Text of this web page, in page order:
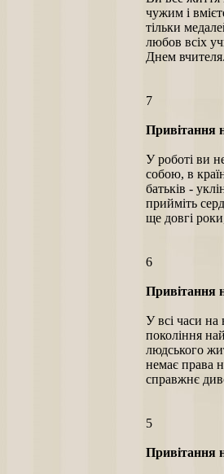
чужим і
тільки
любов всіх
Днем
7
Привітання
У роботі ви
собою, в
батьків -
прийміть
ще довгі
6
Привітання
У всі часи на
покоління
людського
немає права
справжнє
5
Привітання